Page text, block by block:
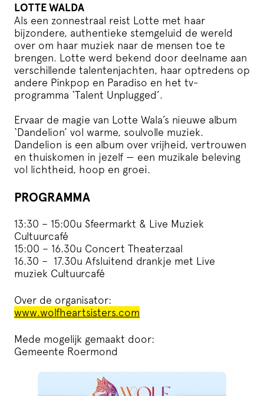
LOTTE WALDA
Als een zonnestraal reist Lotte met haar
bijzondere, authentieke stemgeluid de wereld
over om haar muziek naar de mensen toe te
brengen. Lotte werd bekend door deelname aan
verschillende talentenjachten, haar optredens op
andere Pinkpop en Paradiso en het tv-
programma ‘Talent Unplugged’.
Ervaar de magie van Lotte Wala’s nieuwe album
‘Dandelion’ vol warme, soulvolle muziek.
Dandelion is een album over vrijheid, vertrouwen
en thuiskomen in jezelf — een muzikale beleving
vol lichtheid, hoop en groei.
PROGRAMMA
13:30 – 15:00u Sfeermarkt & Live Muziek
Cultuurcafé
15:00 – 16.30u Concert Theaterzaal
16.30 – 17.30u Afsluitend drankje met Live
muziek Cultuurcafé
Over de organisator:
www.wolfheartsisters.com
Mede mogelijk gemaakt door:
Gemeente Roermond